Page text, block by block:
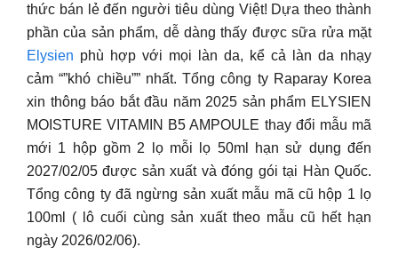
thức bán lẻ đến người tiêu dùng Việt! Dựa theo thành
phần của sản phẩm, dễ dàng thấy được sữa rửa mặt
Elysien phù hợp với mọi làn da, kể cả làn da nhạy
cảm “”khó chiều”” nhất. Tổng công ty Raparay Korea
xin thông báo bắt đầu năm 2025 sản phẩm ELYSIEN
MOISTURE VITAMIN B5 AMPOULE thay đổi mẫu mã
mới 1 hộp gồm 2 lọ mỗi lọ 50ml hạn sử dụng đến
2027/02/05 được sản xuất và đóng gói tại Hàn Quốc.
Tổng công ty đã ngừng sản xuất mẫu mã cũ hộp 1 lọ
100ml ( lô cuối cùng sản xuất theo mẫu cũ hết hạn
ngày 2026/02/06).